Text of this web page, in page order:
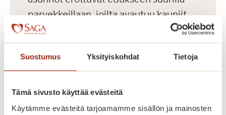
Suostumus Yksityiskohdat Tietoja
Tämä sivusto käyttää evästeitä
Käytämme evästeitä tarjoamamme sisällön ja mainosten
parvekkeillaan, joilta avautuu kauniit
näkymät Koneenpuistoon. Lisäksi
talossa on muun muassa jalkahoitajan
tilat, saunaosasto ja pyykkitupa.